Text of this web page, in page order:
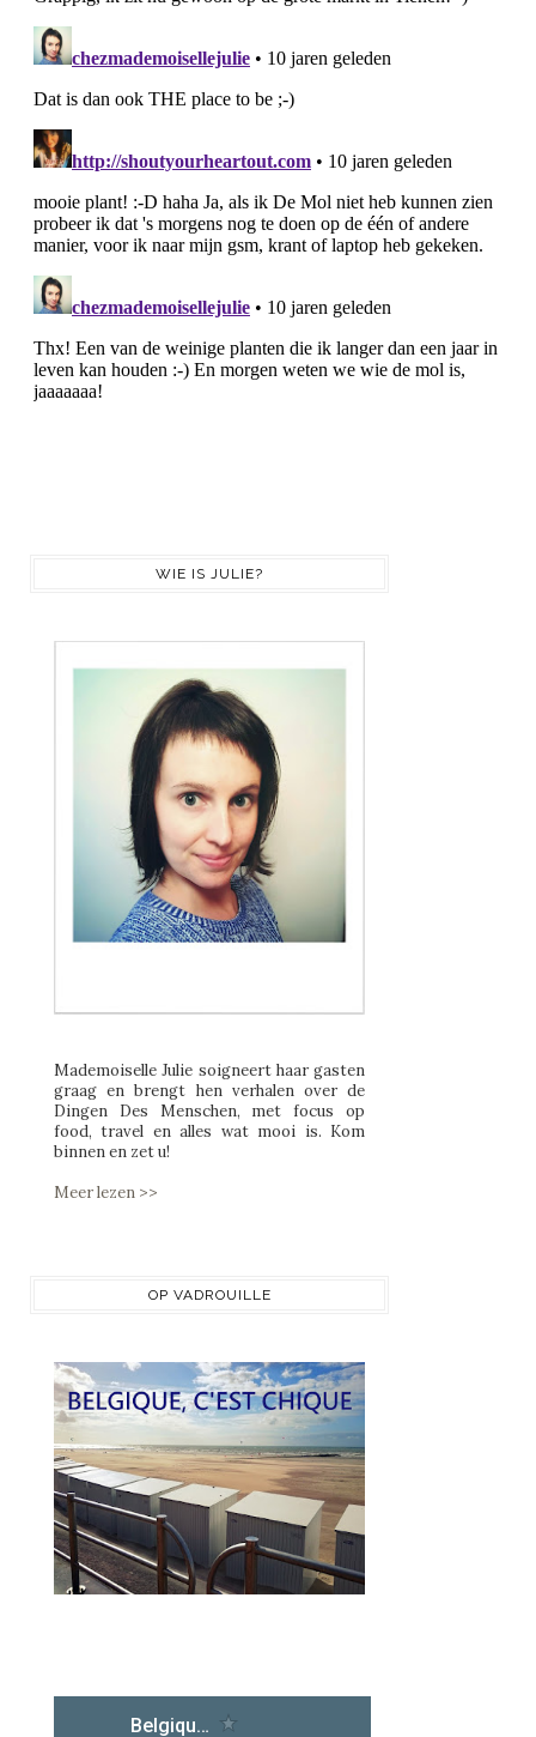
WIE IS JULIE?
Mademoiselle Julie soigneert haar gasten
graag en brengt hen verhalen over de
Dingen Des Menschen, met focus op
food, travel en alles wat mooi is. Kom
binnen en zet u!
Meer lezen >>
OP VADROUILLE